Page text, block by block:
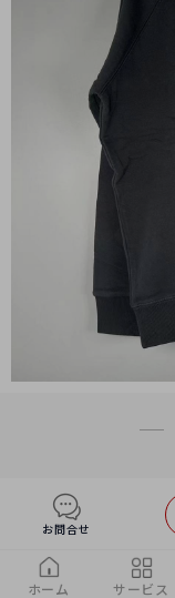
お問合せ
ホーム サービス